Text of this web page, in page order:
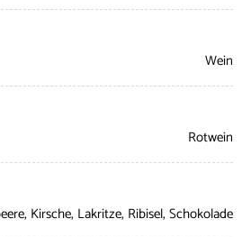
Wein
Rotwein
Kirsche, Lakritze, Ribisel, Schokolade